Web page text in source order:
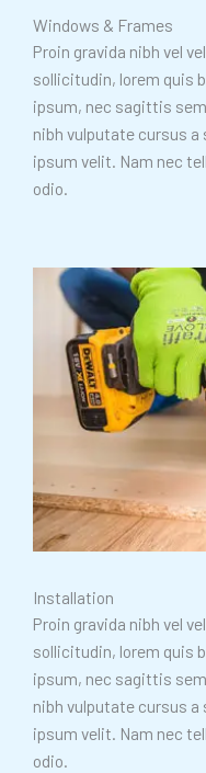
Windows & Frames
Proin gravida nibh vel
sollicitudin, lorem quis
ipsum, nec sagittis
nibh vulputate cursus
ipsum velit. Nam nec
odio.
Installation
Proin gravida nibh vel
sollicitudin, lorem quis
ipsum, nec sagittis
nibh vulputate cursus
ipsum velit. Nam nec
odio.